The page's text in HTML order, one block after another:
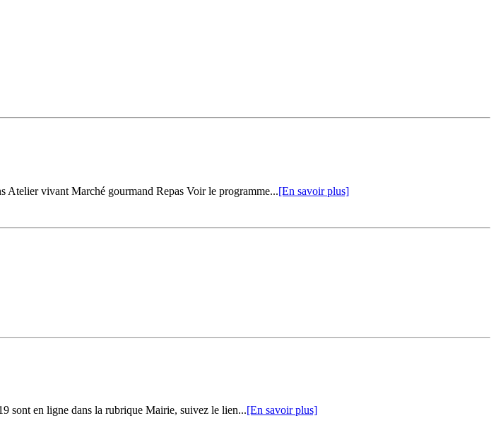
vivant Marché gourmand Repas Voir le programme...[En savoir plus]
sont en ligne dans la rubrique Mairie, suivez le lien...[En savoir plus]